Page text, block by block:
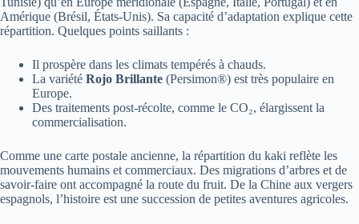
Amérique (Brésil, États-Unis). Sa capacité d’adaptation explique cette
répartition. Quelques points saillants :
Il prospère dans les climats tempérés à chauds.
La variété Rojo Brillante (Persimon®) est très populaire en
Europe.
Des traitements post-récolte, comme le CO₂, élargissent la
commercialisation.
Comme une carte postale ancienne, la répartition du kaki reflète les
mouvements humains et commerciaux. Des migrations d’arbres et de
savoir-faire ont accompagné la route du fruit. De la Chine aux vergers
espagnols, l’histoire est une succession de petites aventures agricoles.